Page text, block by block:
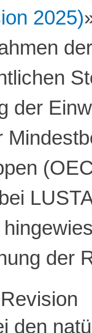
2025)
der
der
den